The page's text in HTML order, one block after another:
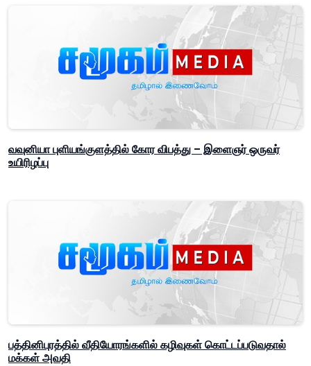
வவுனியா புளியங்குளத்தில் கோர விபத்து – இளைஞர் ஒருவர்
உயிரிழப்பு
பத்தினிபுரத்தில் வீதியோரங்களில் கழிவுகள் கொட்டப்படுவதால்
மக்கள் அவதி